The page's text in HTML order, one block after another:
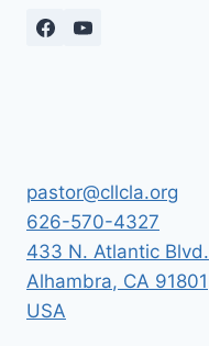
pastor@cllcla.org
626-570-4327
433 N. Atlantic Blvd.
Alhambra, CA 91801
USA